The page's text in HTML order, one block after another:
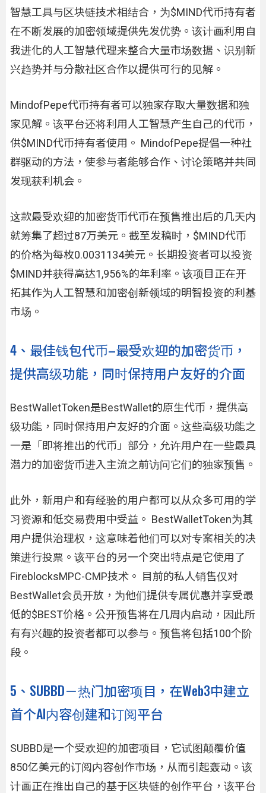
智慧工具与区块链技术相结合，为$MIND代币持有者
在不断发展的加密领域提供先发优势。该计画利用自
我进化的人工智慧代理来整合大量市场数据、识别新
兴趋势并与分散社区合作以提供可行的见解。
MindofPepe代币持有者可以独家存取大量数据和独
家见解。该平台还将利用人工智慧产生自己的代币，
供$MIND代币持有者使用。 MindofPepe提倡一种社
群驱动的方法，使参与者能够合作、讨论策略并共同
发现获利机会。
这款最受欢迎的加密货币代币在预售推出后的几天内
就筹集了超过87万美元。截至发稿时，$MIND代币
的价格为每枚0.0031134美元。长期投资者可以投资
$MIND并获得高达1,956%的年利率。该项目正在开
拓其作为人工智慧和加密创新领域的明智投资的利基
市场。
4、最佳钱包代币–最受欢迎的加密货币，
提供高级功能，同时保持用户友好的介面
BestWalletToken是BestWallet的原生代币，提供高
级功能，同时保持用户友好的介面。这些高级功能之
一是「即将推出的代币」部分，允许用户在一些最具
潜力的加密货币进入主流之前访问它们的独家预售。
此外，新用户和有经验的用户都可以从众多可用的学
习资源和低交易费用中受益。 BestWalletToken为其
用户提供治理权，这意味着他们可以对专案相关的决
策进行投票。该平台的另一个突出特点是它使用了
FireblocksMPC-CMP技术。 目前的私人销售仅对
BestWallet会员开放，为他们提供专属优惠并享受最
低的$BEST价格。公开预售将在几周内启动，因此所
有有兴趣的投资者都可以参与。预售将包括100个阶
段。
5、SUBBD－热门加密项目，在Web3中建立
首个AI内容创建和订阅平台
SUBBD是一个受欢迎的加密项目，它试图颠覆价值
850亿美元的订阅内容创作市场，从而引起轰动。该
计画正在推出自己的基于区块链的创作平台，该平台